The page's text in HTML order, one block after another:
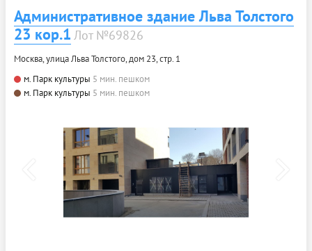
Административное здание Льва Толстого
23 кор.1 Лот №69826
Москва, улица Льва Толстого, дом 23, стр. 1
м. Парк культуры 5 мин. пешком
м. Парк культуры 5 мин. пешком